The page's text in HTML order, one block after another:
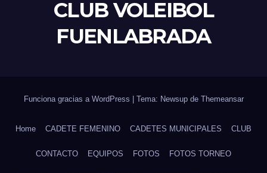
CLUB VOLEIBOL
FUENLABRADA
Funciona gracias a WordPress Tema: Newsup de Themeansar
Home CADETE FEMENINO CADETES MUNICIPALES CLUB
CONTACTO EQUIPOS FOTOS FOTOS TORNEO